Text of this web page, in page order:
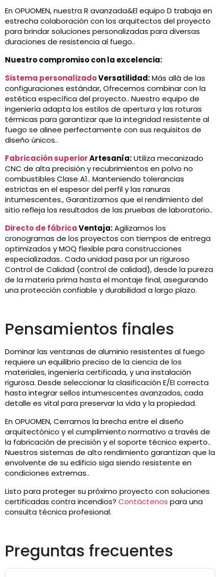
En OPUOMEN, nuestra R avanzada&El equipo D trabaja en
estrecha colaboración con los arquitectos del proyecto
para brindar soluciones personalizadas para diversas
duraciones de resistencia al fuego..
Nuestro compromiso con la excelencia:
Sistema personalizadoVersatilidad:Más allá de las
configuraciones estándar, Ofrecemos combinar con la
estética específica del proyecto.. Nuestro equipo de
ingeniería adapta los estilos de apertura y las roturas
térmicas para garantizar que la integridad resistente al
fuego se alinee perfectamente con sus requisitos de
diseño únicos..
Fabricación superiorArtesanía:Utiliza mecanizado
CNC de alta precisión y recubrimientos en polvo no
combustibles Clase A1.. Manteniendo tolerancias
estrictas en el espesor del perfil y las ranuras
intumescentes., Garantizamos que el rendimiento del
sitio refleja los resultados de las pruebas de laboratorio..
Directo de fábricaVentaja:Agilizamos los
cronogramas de los proyectos con tiempos de entrega
optimizados y MOQ flexible para construcciones
especializadas.. Cada unidad pasa por un riguroso
Control de Calidad (control de calidad), desde la pureza
de la materia prima hasta el montaje final, asegurando
una protección confiable y durabilidad a largo plazo.
Pensamientos finales
Dominar las ventanas de aluminio resistentes al fuego
requiere un equilibrio preciso de la ciencia de los
materiales, ingeniería certificada, y una instalación
rigurosa. Desde seleccionar la clasificación E/EI correcta
hasta integrar sellos intumescentes avanzados, cada
detalle es vital para preservar la vida y la propiedad.
En OPUOMEN, Cerramos la brecha entre el diseño
arquitectónico y el cumplimiento normativo a través de
la fabricación de precisión y el soporte técnico experto..
Nuestros sistemas de alto rendimiento garantizan que la
envolvente de su edificio siga siendo resistente en
condiciones extremas..
Listo para proteger su próximo proyecto con soluciones
certificadas contra incendios? Contáctenos para una
consulta técnica profesional.
Preguntas frecuentes